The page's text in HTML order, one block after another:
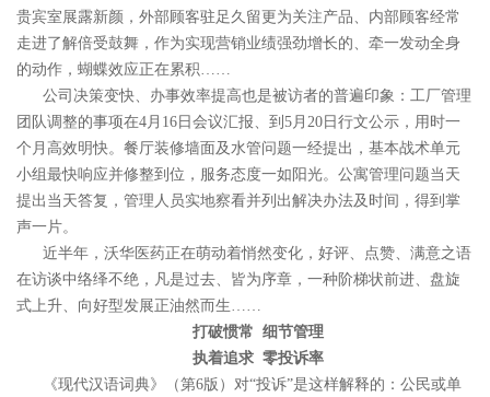
贵宾室展露新颜，外部顾客驻足久留更为关注产品、内部顾客经常
走进了解倍受鼓舞，作为实现营销业绩强劲增长的、牵一发动全身
的动作，蝴蝶效应正在累积……
公司决策变快、办事效率提高也是被访者的普遍印象：工厂管理
团队调整的事项在4月16日会议汇报、到5月20日行文公示，用时一
个月高效明快。餐厅装修墙面及水管问题一经提出，基本战术单元
小组最快响应并修整到位，服务态度一如阳光。公寓管理问题当天
提出当天答复，管理人员实地察看并列出解决办法及时间，得到掌
声一片。
近半年，沃华医药正在萌动着悄然变化，好评、点赞、满意之语
在访谈中络绎不绝，凡是过去、皆为序章，一种阶梯状前进、盘旋
式上升、向好型发展正油然而生……
打破惯常 细节管理
执着追求 零投诉率
《现代汉语词典》（第6版）对“投诉”是这样解释的：公民或单